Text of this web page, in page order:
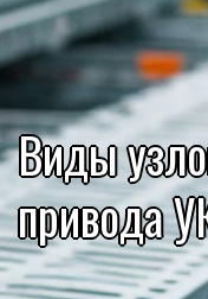
Виды
привода